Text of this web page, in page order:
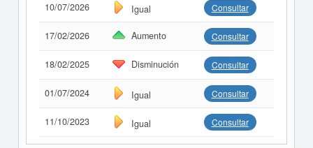
10/07/2026 Igual Consultar
17/02/2026 Aumento Consultar
18/02/2025 Disminución Consultar
01/07/2024 Igual Consultar
11/10/2023 Igual Consultar